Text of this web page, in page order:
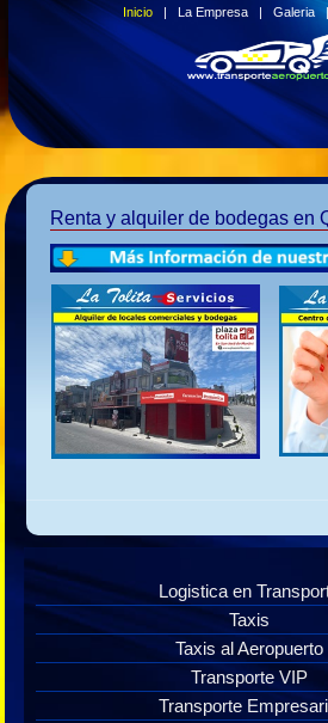
Inicio |La Empresa |Galeria
Renta y alquiler de bodegas en
Logistica en
Taxis
Taxis al Aeropuerto
Transporte VIP
Transporte